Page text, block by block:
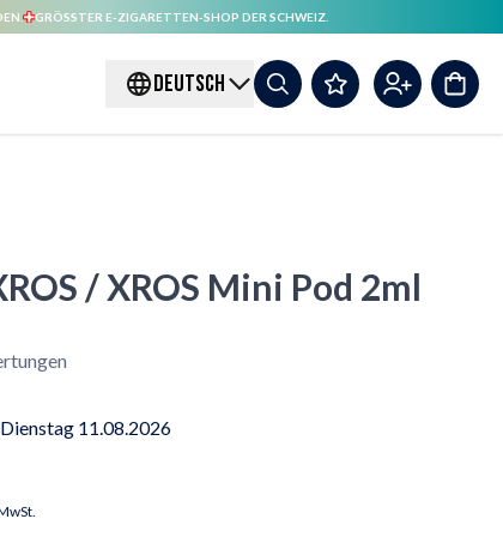
GRÖSSTER E-ZIGARETTEN-SHOP DER SCHWEIZ.
DEUTSCH
/ XROS Mini Pod 2ml
Dienstag 11.08.2026